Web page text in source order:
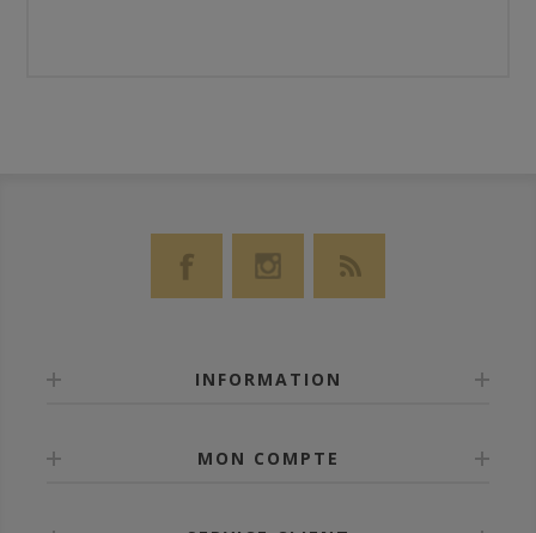
INFORMATION
MON COMPTE